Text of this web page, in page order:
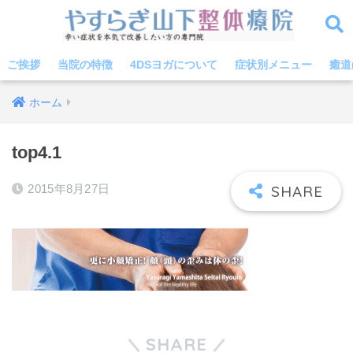
ご挨拶 当院の特徴 4DSヨガについて 症状別メニュー 癒
ホーム
top4.1
2015年8月27日
SHARE